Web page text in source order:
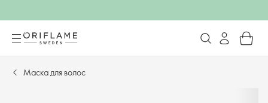
Маска для волос